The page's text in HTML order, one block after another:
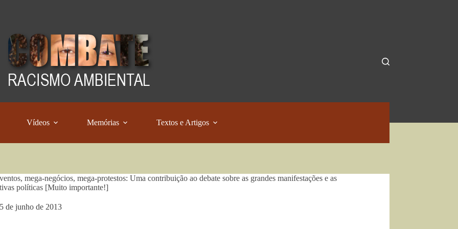
Vídeos Memórias Textos e Artigos
mega-negócios, mega-protestos: Uma contribuição ao debate sobre as grandes manifestações e as
políticas [Muito importante!]
de junho de 2013